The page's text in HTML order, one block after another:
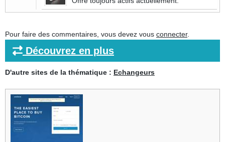
Pour faire des commentaires, vous devez vous connecter.
Découvrez en plus
D'autre sites de la thématique : Echangeurs